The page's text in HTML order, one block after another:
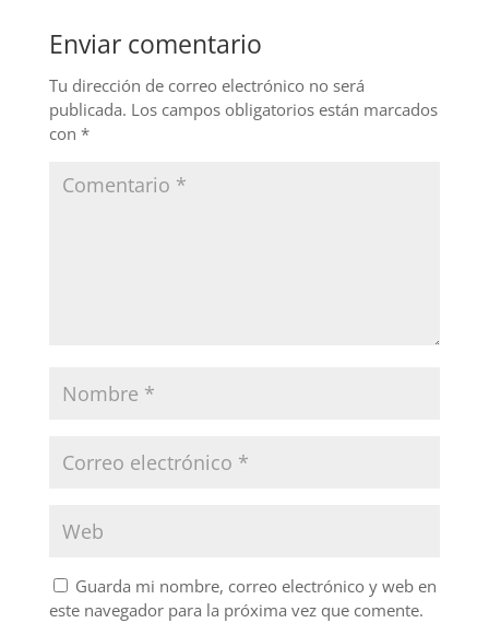
b
o
o
k
n
Enviar comentario
Tu dirección de correo electrónico no será
publicada. Los campos obligatorios están marcados
con *
Guarda mi nombre, correo electrónico y web en
este navegador para la próxima vez que comente.